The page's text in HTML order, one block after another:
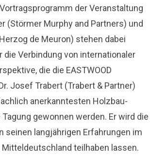
der Veranstaltung
(Störmer Murphy and Partners) und
de Meuron) stehen dabei
Verbindung von internationaler
die die EASTWOOD
Josef Trabert (Trabert & Partner)
anerkanntesten Holzbau-
gewonnen werden. Er wird die
seinen langjährigen Erfahrungen im
Mitteldeutschland teilhaben lassen.